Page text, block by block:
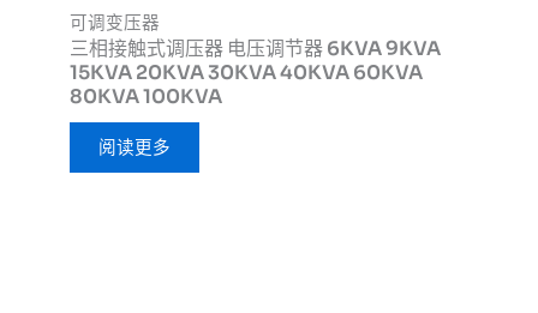
可调变压器
三相接触式调压器 电压调节器 6KVA 9KVA
15KVA 20KVA 30KVA 40KVA 60KVA
80KVA 100KVA
阅读更多